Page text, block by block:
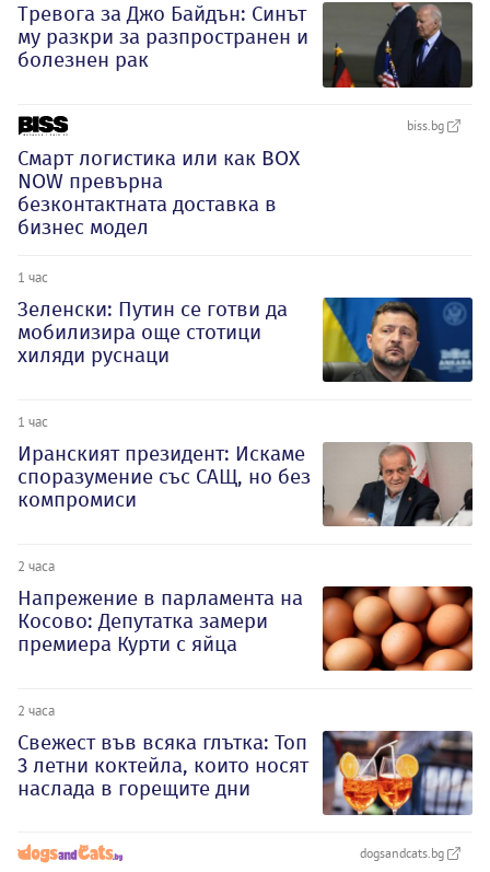
Тревога за Джо Байдън: Синът
му разкри за разпространен и
болезнен рак
biss.bg
Смарт логистика или как BOX
NOW превърна
безконтактната доставка в
бизнес модел
1 час
Зеленски: Путин се готви да
мобилизира още стотици
хиляди руснаци
1 час
Иранският президент: Искаме
споразумение със САЩ, но без
компромиси
2 часа
Напрежение в парламента на
Косово: Депутатка замери
премиера Курти с яйца
2 часа
Свежест във всяка глътка: Топ
3 летни коктейла, които носят
наслада в горещите дни
dogsandcats.bg